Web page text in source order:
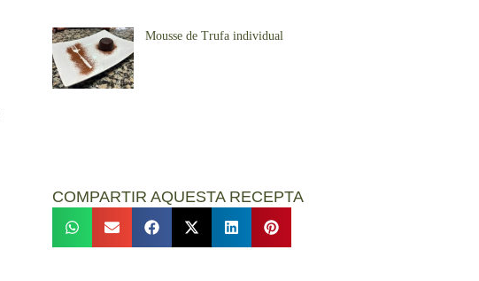
Mousse de Trufa individual
COMPARTIR AQUESTA RECEPTA